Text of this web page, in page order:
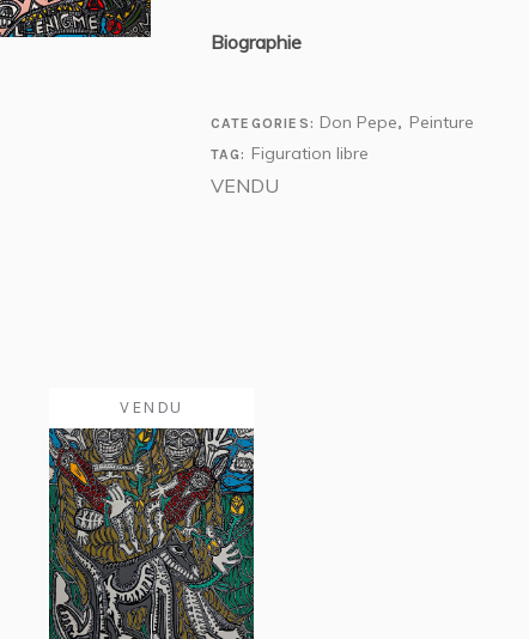
Biographie
CATEGORIES: Don Pepe, Peinture
TAG: Figuration libre
VENDU
VENDU